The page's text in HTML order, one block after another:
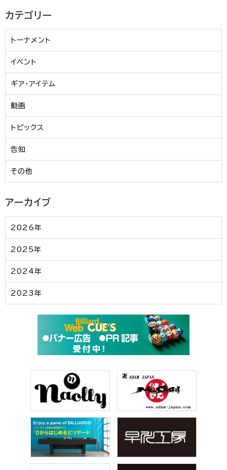
カテゴリー
トーナメント
イベント
ギア・アイテム
動画
トピックス
告知
その他
アーカイブ
2026年
2025年
2024年
2023年